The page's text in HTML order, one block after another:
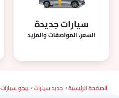
سيارات جديدة
السعر، المواصفات والمزيد
الصفحة الرئيسية جديد سيارات بيجو سيارات